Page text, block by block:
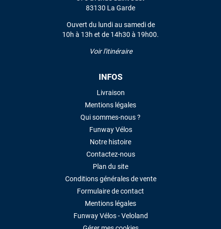
83130 La Garde
Ouvert du lundi au samedi de
10h à 13h et de 14h30 à 19h00.
Voir l'itinéraire
INFOS
Livraison
Mentions légales
Qui sommes-nous ?
Funway Vélos
Notre histoire
Contactez-nous
Plan du site
Conditions générales de vente
Formulaire de contact
Mentions légales
Funway Vélos - Veloland